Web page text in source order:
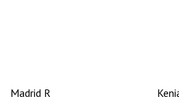
Madrid R